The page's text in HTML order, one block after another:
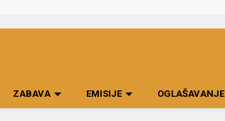
ZABAVA EMISIJE OGLAŠAVANJE